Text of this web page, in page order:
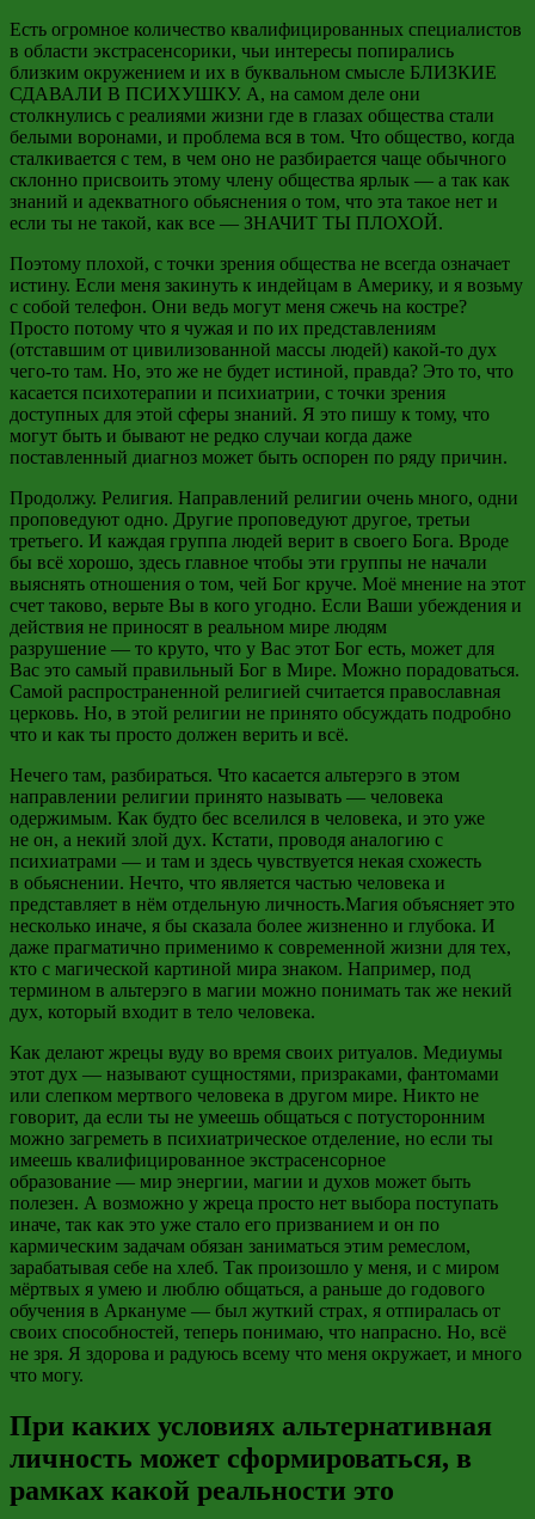
Есть огромное количество квалифицированных специалистов
в области экстрасенсорики, чьи интересы попирались
близким окружением и их в буквальном смысле БЛИЗКИЕ
СДАВАЛИ В ПСИХУШКУ. А, на самом деле они
столкнулись с реалиями жизни где в глазах общества стали
белыми воронами, и проблема вся в том. Что общество, когда
сталкивается с тем, в чем оно не разбирается чаще обычного
склонно присвоить этому члену общества ярлык — а так как
знаний и адекватного обьяснения о том, что эта такое нет и
если ты не такой, как все — ЗНАЧИТ ТЫ ПЛОХОЙ.
Поэтому плохой, с точки зрения общества не всегда означает
истину. Если меня закинуть к индейцам в Америку, и я возьму
с собой телефон. Они ведь могут меня сжечь на костре?
Просто потому что я чужая и по их представлениям
(отставшим от цивилизованной массы людей) какой-то дух
чего-то там. Но, это же не будет истиной, правда? Это то, что
касается психотерапии и психиатрии, с точки зрения
доступных для этой сферы знаний. Я это пишу к тому, что
могут быть и бывают не редко случаи когда даже
поставленный диагноз может быть оспорен по ряду причин.
Продолжу. Религия. Направлений религии очень много, одни
проповедуют одно. Другие проповедуют другое, третьи
третьего. И каждая группа людей верит в своего Бога. Вроде
бы всё хорошо, здесь главное чтобы эти группы не начали
выяснять отношения о том, чей Бог круче. Моё мнение на этот
счет таково, верьте Вы в кого угодно. Если Ваши убеждения и
действия не приносят в реальном мире людям
разрушение — то круто, что у Вас этот Бог есть, может для
Вас это самый правильный Бог в Мире. Можно порадоваться.
Самой распространенной религией считается православная
церковь. Но, в этой религии не принято обсуждать подробно
что и как ты просто должен верить и всё.
Нечего там, разбираться. Что касается альтерэго в этом
направлении религии принято называть — человека
одержимым. Как будто бес вселился в человека, и это уже
не он, а некий злой дух. Кстати, проводя аналогию с
психиатрами — и там и здесь чувствуется некая схожесть
в обьяснении. Нечто, что является частью человека и
представляет в нём отдельную личность.Магия объясняет это
несколько иначе, я бы сказала более жизненно и глубока. И
даже прагматично применимо к современной жизни для тех,
кто с магической картиной мира знаком. Например, под
термином в альтерэго в магии можно понимать так же некий
дух, который входит в тело человека.
Как делают жрецы вуду во время своих ритуалов. Медиумы
этот дух — называют сущностями, призраками, фантомами
или слепком мертвого человека в другом мире. Никто не
говорит, да если ты не умеешь общаться с потусторонним
можно загреметь в психиатрическое отделение, но если ты
имеешь квалифицированное экстрасенсорное
образование — мир энергии, магии и духов может быть
полезен. А возможно у жреца просто нет выбора поступать
иначе, так как это уже стало его призванием и он по
кармическим задачам обязан заниматься этим ремеслом,
зарабатывая себе на хлеб. Так произошло у меня, и с миром
мёртвых я умею и люблю общаться, а раньше до годового
обучения в Аркануме — был жуткий страх, я отпиралась от
своих способностей, теперь понимаю, что напрасно. Но, всё
не зря. Я здорова и радуюсь всему что меня окружает, и много
что могу.
При каких условиях альтернативная
личность может сформироваться, в
рамках какой реальности это